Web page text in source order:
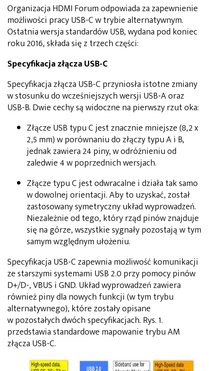
Organizacja HDMI Forum odpowiada za zapewnienie
możliwości pracy USB-C w trybie alternatywnym.
Ostatnia wersja standardów USB, wydana pod koniec
roku 2016, składa się z trzech części:
Specyfikacja złącza USB-C
Specyfikacja złącza USB-C przyniosła istotne zmiany
w stosunku do wcześniejszych wersji USB-A oraz
USB-B. Dwie cechy są widoczne na pierwszy rzut oka:
Złącze USB typu C jest znacznie mniejsze (8,2 x
2,5 mm) w porównaniu do złączy typu A i B,
jednak zawiera 24 piny, w odróżnieniu od
zaledwie 4 w poprzednich wersjach.
Złącze typu C jest odwracalne i działa tak samo
w dowolnej orientacji. Aby to uzyskać, został
zastosowany symetryczny układ wyprowadzeń.
Niezależnie od tego, który rząd pinów znajduje
się na górze, wszystkie sygnały pozostają w tym
samym względnym ułożeniu.
Specyfikacja USB-C zapewnia możliwość komunikacji
ze starszymi systemami USB 2.0 przy pomocy pinów
D+/D-, VBUS i GND. Układ wyprowadzeń zawiera
również piny dla nowych funkcji (w tym trybu
alternatywnego), które zostały opisane
w pozostałych dwóch specyfikacjach. Rys. 1.
przedstawia standardowe mapowanie trybu AM
złącza USB-C.